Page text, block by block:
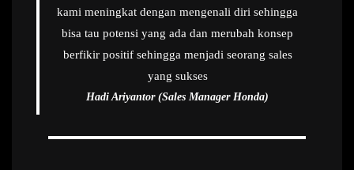
kami meningkat dengan mengenali diri sehingga
bisa tau potensi yang ada dan merubah konsep
berfikir positif sehingga menjadi seorang sales
yang sukses
Hadi Ariyantor (Sales Manager Honda)